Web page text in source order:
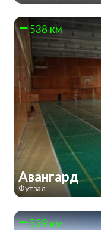
538 км
Авангард
Футзал
539 км